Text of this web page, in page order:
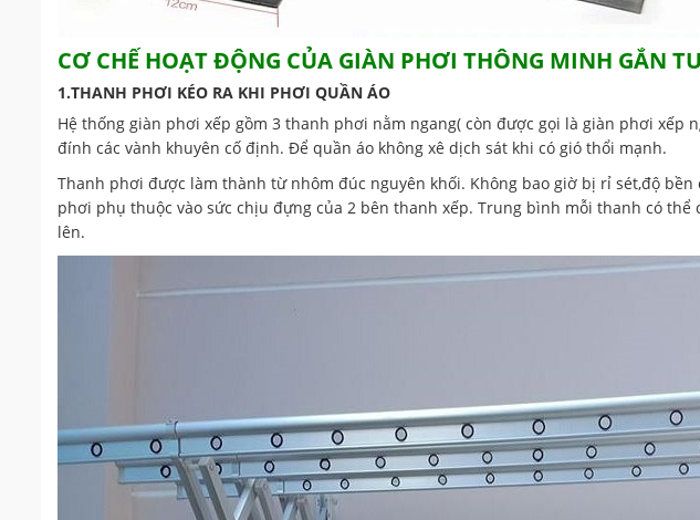
CƠ CHẾ HOẠT ĐỘNG CỦA GIÀN PHƠI THÔNG MINH GẮN
1.THANH PHƠI KÉO RA KHI PHƠI QUẦN ÁO
Hệ thống giàn phơi xếp gồm 3 thanh phơi nằm ngang( còn được gọi là giàn phơi xếp
đính các vành khuyên cố định. Để quần áo không xê dịch sát khi có gió thổi mạnh.
Thanh phơi được làm thành từ nhôm đúc nguyên khối. Không bao giờ bị rỉ sét,độ bền
phơi phụ thuộc vào sức chịu đựng của 2 bên thanh xếp. Trung bình mỗi thanh có
lên.